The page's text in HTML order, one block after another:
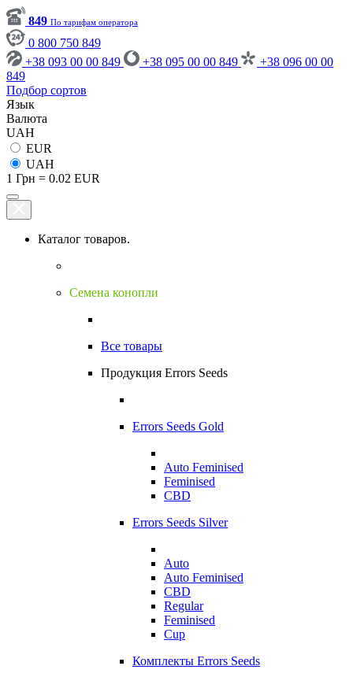
849 По тарифам оператора
0 800 750 849
+38 093 00 00 849
+38 095 00 00 849
+38 096 00 00
849
Подбор сортов
Язык
Валюта
UAH
EUR
UAH
1 Грн = 0.02 EUR
Каталог товаров.
Семена конопли
Все товары
Продукция Errors Seeds
Errors Seeds Gold
Auto Feminised
Feminised
CBD
Errors Seeds Silver
Auto
Auto Feminised
CBD
Regular
Feminised
Cup
Комплекты Errors Seeds